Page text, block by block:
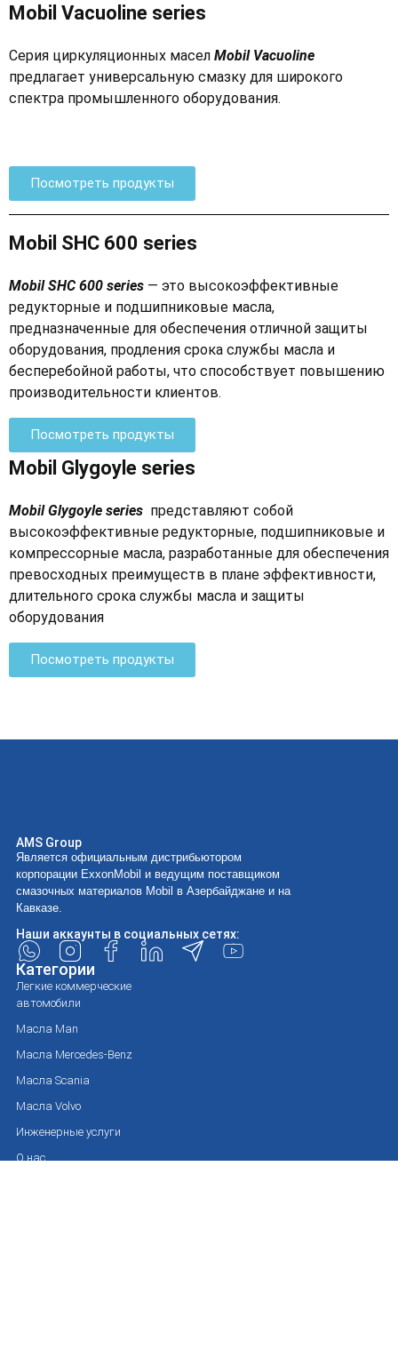
Mobil Vacuoline series
Серия циркуляционных масел Mobil Vacuoline
предлагает универсальную смазку для широкого
спектра промышленного оборудования.
Посмотреть продукты
Mobil SHC 600 series
Mobil SHC 600 series — это высокоэффективные
редукторные и подшипниковые масла,
предназначенные для обеспечения отличной защиты
оборудования, продления срока службы масла и
бесперебойной работы, что способствует повышению
производительности клиентов.
Посмотреть продукты
Mobil Glygoyle series
Mobil Glygoyle series представляют собой
высокоэффективные редукторные, подшипниковые и
компрессорные масла, разработанные для обеспечения
превосходных преимуществ в плане эффективности,
длительного срока службы масла и защиты
оборудования
Посмотреть продукты
AMS Group
Является официальным дистрибьютором
корпорации ExxonMobil и ведущим поставщиком
смазочных материалов Mobil в Азербайджане и на
Кавказе.
Наши аккаунты в социальных сетях:
Категории
Легкие коммерческие
автомобили
Масла Man
Масла Mercedes-Benz
Масла Scania
Масла Volvo
Инженерные услуги
О нас